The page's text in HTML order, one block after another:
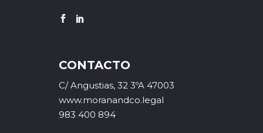
CONTACTO
C/ Angustias, 32 3ºA 47003
www.moranandco.legal
983 400 894